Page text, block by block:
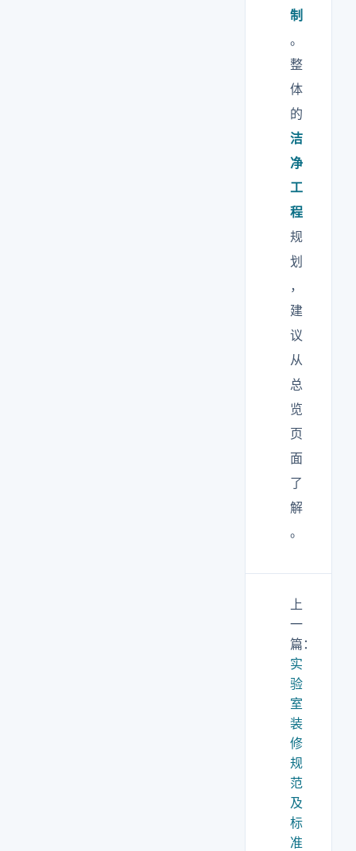
制
。
整
体
的
洁
净
工
程
规
划
，
建
议
从
总
览
页
面
了
解
。
上
一
篇：
实
验
室
装
修
规
范
及
标
准